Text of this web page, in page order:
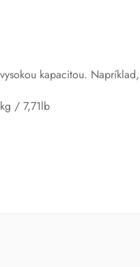
kapacitou.
/ 7,71lb